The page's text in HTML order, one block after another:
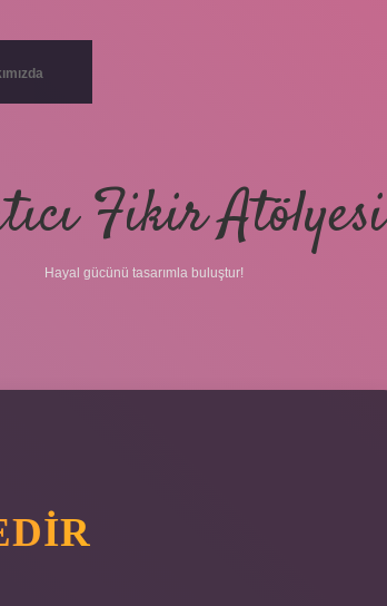
Fikir Atölyesi
Hayal gücünü tasarımla buluştur!